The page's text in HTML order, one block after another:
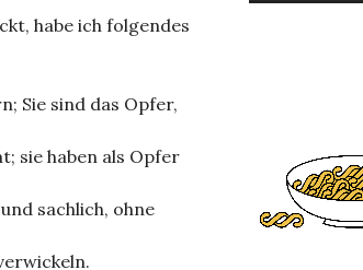
habe ich folgendes
Sie sind das Opfer,
sie haben als Opfer
sachlich, ohne